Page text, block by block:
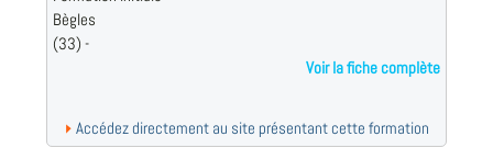
Bègles
(33) -
Voir la fiche complète
Accédez directement au site présentant cette formation